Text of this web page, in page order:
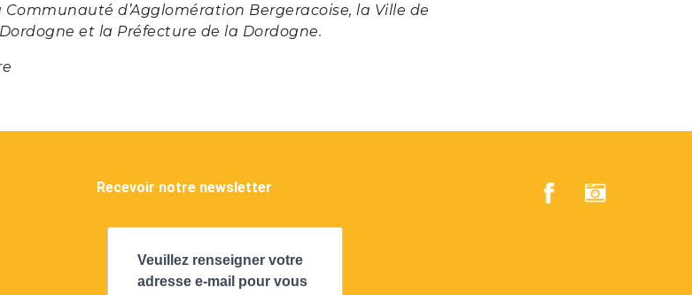
d’Agglomération Bergeracoise, la Ville de
et la Préfecture de la Dordogne.
Recevoir notre newsletter
Veuillez renseigner votre
adresse e-mail pour vous